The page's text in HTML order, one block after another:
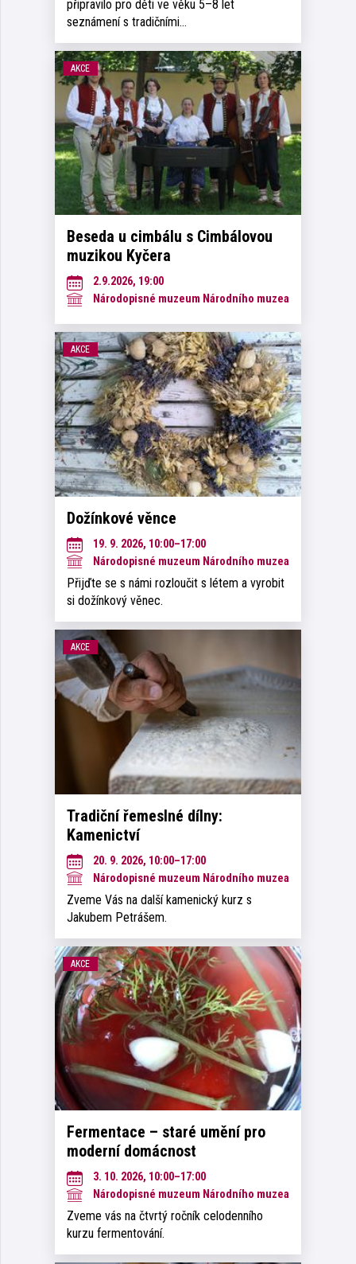
připravilo pro děti ve věku 5–8 let
seznámení s tradičními…
AKCE
Beseda u cimbálu s Cimbálovou
muzikou Kyčera
2.9.2026, 19:00
Národopisné muzeum Národního muzea
AKCE
Dožínkové věnce
19. 9. 2026, 10:00–17:00
Národopisné muzeum Národního muzea
Přijďte se s námi rozloučit s létem a vyrobit
si dožínkový věnec.
AKCE
Tradiční řemeslné dílny:
Kamenictví
20. 9. 2026, 10:00–17:00
Národopisné muzeum Národního muzea
Zveme Vás na další kamenický kurz s
Jakubem Petrášem.
AKCE
Fermentace – staré umění pro
moderní domácnost
3. 10. 2026, 10:00–17:00
Národopisné muzeum Národního muzea
Zveme vás na čtvrtý ročník celodenního
kurzu fermentování.